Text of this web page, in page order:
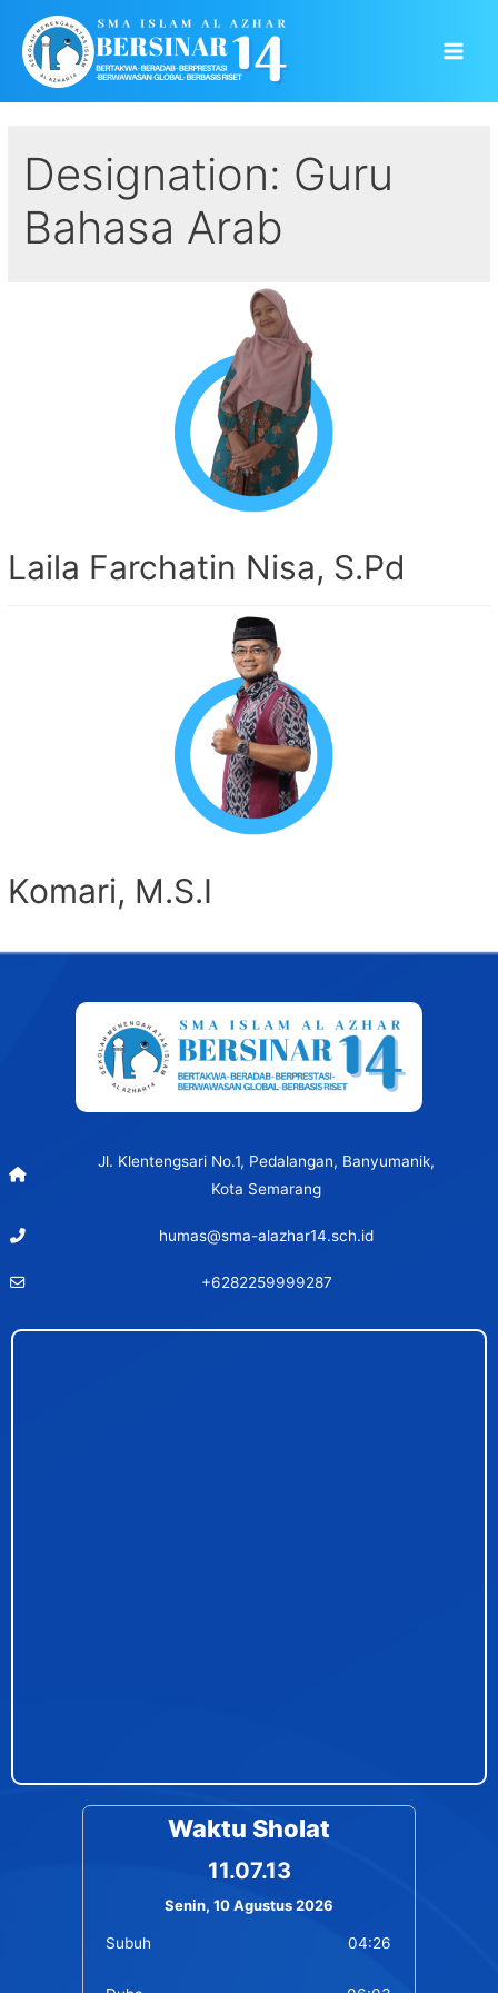
content
Designation: Guru
Bahasa Arab
Laila Farchatin Nisa, S.Pd
Komari, M.S.I
Jl. Klentengsari No.1, Pedalangan, Banyumanik,
Kota Semarang
humas@sma-alazhar14.sch.id
+6282259999287
Waktu Sholat
11.07.13
Senin, 10 Agustus 2026
Subuh 04:26